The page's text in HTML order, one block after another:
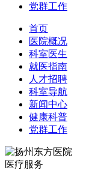
党群工作
首页
医院概况
科室医生
就医指南
人才招聘
科室导航
新闻中心
健康科普
党群工作
医疗服务